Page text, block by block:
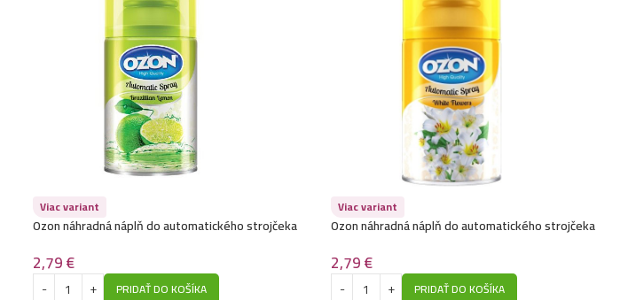
Viac variant
Ozon náhradná náplň do automatického strojčeka
2,79€
PRIDAŤ DO KOŠÍKA
Viac variant
Ozon náhradná náplň do automatického strojčeka
2,79€
PRIDAŤ DO KOŠÍKA